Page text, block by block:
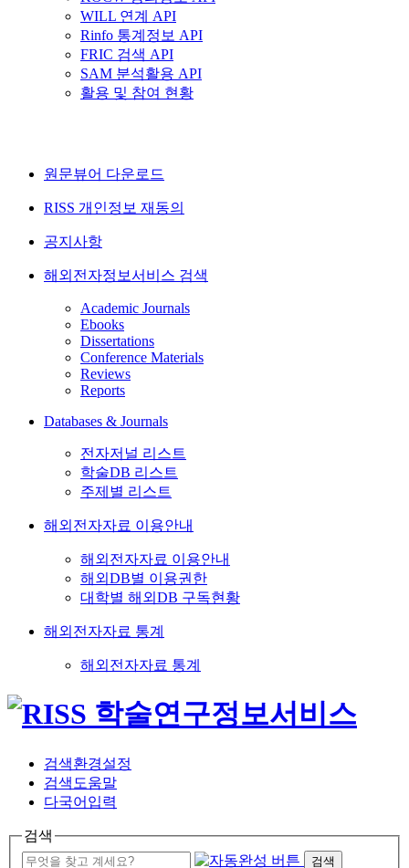
WILL 연계 API
Rinfo 통계정보 API
FRIC 검색 API
SAM 분석활용 API
활용 및 참여 현황
원문뷰어 다운로드
RISS 개인정보 재동의
공지사항
해외전자정보서비스 검색
Academic Journals
Ebooks
Dissertations
Conference Materials
Reviews
Reports
Databases & Journals
전자저널 리스트
학술DB 리스트
주제별 리스트
해외전자자료 이용안내
해외전자자료 이용안내
해외DB별 이용권한
대학별 해외DB 구독현황
해외전자자료 통계
해외전자자료 통계
검색환경설정
검색도움말
다국어입력
검색
검색